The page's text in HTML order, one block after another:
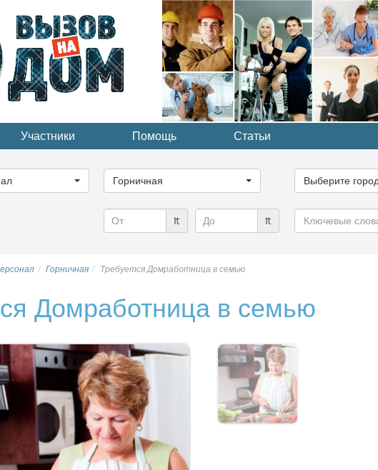
Участники Помощь Статьи
категорию...
Горничная
город...
Выберите
₶ ₶
Ключевые
слова
Горничная Требуется Домработница в семью
Домработница в семью